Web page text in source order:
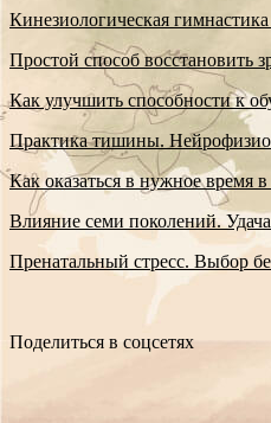
Кинезиологическая
Простой способ восстановить
Как улучшить способности к
Практика тишины.
Как оказаться в нужное время
Влияние семи поколений.
Пренатальный стресс. Выбор
Поделиться в соцсетях